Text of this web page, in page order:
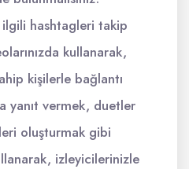
hashtagleri takip
kullanarak,
kişilerle bağlantı
yanıt vermek, duetler
oluşturmak gibi
izleyicilerinizle